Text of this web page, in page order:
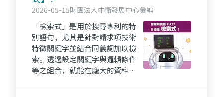
2026-05-15財團法人中衛發展中心彙編
「檢索式」是用於搜尋專利的特
別語句，尤其是針對請求項技術
特徵關鍵字並結合同義詞加以檢
索。透過設定關鍵字與邏輯條件
等之組合，就能在龐大的資料庫